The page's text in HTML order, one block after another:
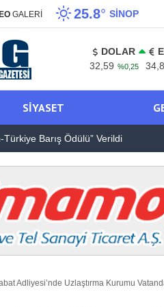
GALERİ 25.8° SINOP
DOLAR
32,59 %0,25
SIYASET
Emekli
Adliyesi’nde Uzlaştırma Kurumu